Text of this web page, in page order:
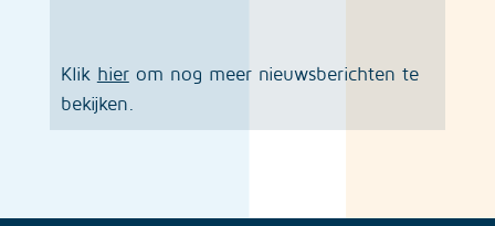
Klik hierom nog meer nieuwsberichten te
bekijken.